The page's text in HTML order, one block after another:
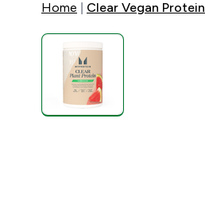
Home Clear Vegan Protein